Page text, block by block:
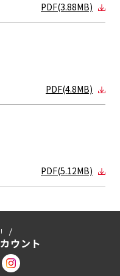
PDF(3.88MB)
PDF(4.8MB)
PDF(5.12MB)
ウント